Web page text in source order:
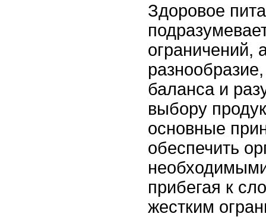
Здоровое
ограничений,
баланса и
выбору
основные
обеспечить
прибегая к
жестким